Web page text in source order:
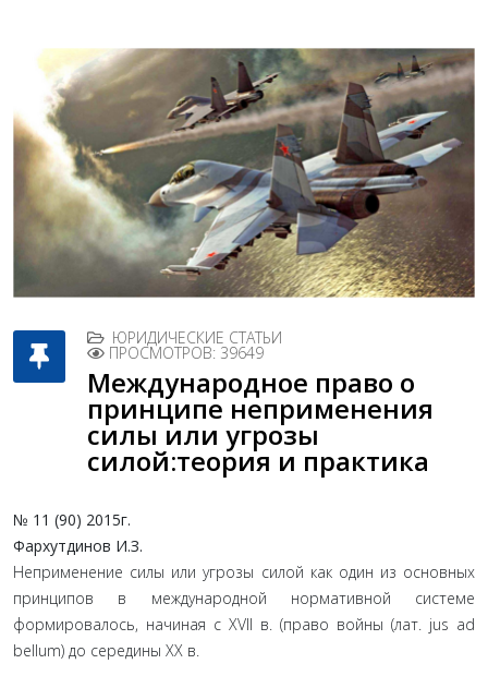
ЮРИДИЧЕСКИЕ СТАТЬИ
ПРОСМОТРОВ: 39649
Международное право о
принципе неприменения
силы или угрозы
силой:теория и практика
№ 11 (90) 2015г.
Фархутдинов И.З.
Неприменение силы или угрозы силой как один из основных
принципов в международной нормативной системе
формировалось, начиная с XVII в. (право войны (лат. jus ad
bellum) до середины XX в.